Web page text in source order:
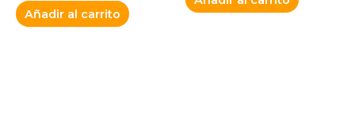
Añadir al carrito